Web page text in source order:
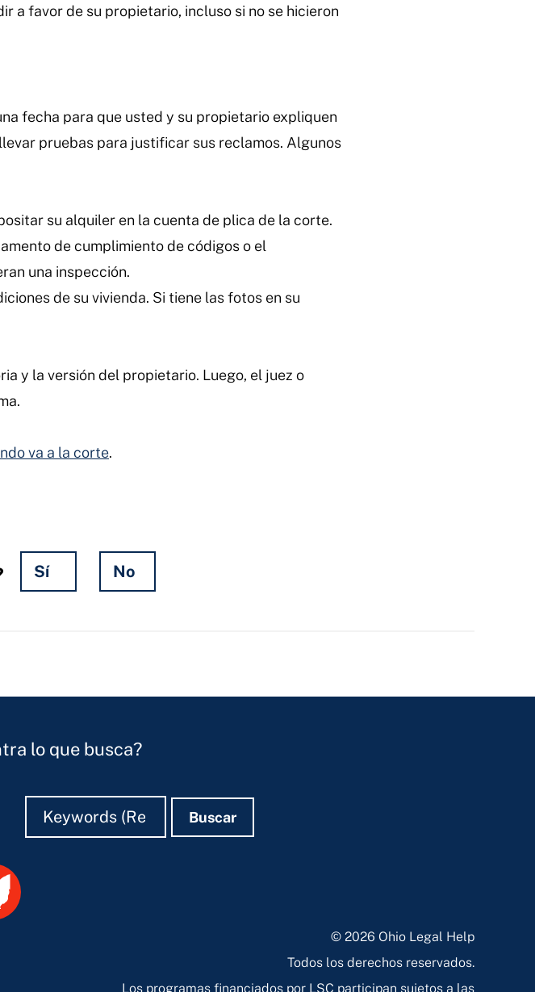
a favor de su propietario, incluso si no se hicieron
fecha para que usted y su propietario expliquen
pruebas para justificar sus reclamos. Algunos
su alquiler en la cuenta de plica de la corte.
de cumplimiento de códigos o el
una inspección.
de su vivienda. Si tiene las fotos en su
y la versión del propietario. Luego, el juez o
va a la corte.
Sí No
lo que busca?
Buscar
Buscar Buscar
© 2026 Ohio Legal Help
Todos los derechos reservados.
Los programas financiados por LSC participan sujetos a las